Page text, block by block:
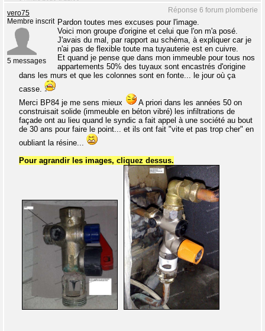
Réponse 6 forum plomberie
vero75
Membre inscrit
5 messages
Pardon toutes mes excuses pour l'image.
Voici mon groupe d'origine et celui que l'on m'a posé.
J'avais du mal, par rapport au schéma, à expliquer car je
n'ai pas de flexible toute ma tuyauterie est en cuivre.
Et quand je pense que dans mon immeuble pour tous nos
appartements 50% des tuyaux sont encastrés d'origine
dans les murs et que les colonnes sont en fonte... le jour où ça
casse.
Merci BP84 je me sens mieux
A priori dans les années 50 on
construisait solide (immeuble en béton vibré) les infiltrations de
façade ont au lieu quand le syndic a fait appel à une société au bout
de 30 ans pour faire le point... et ils ont fait "vite et pas trop cher" en
oubliant la résine...
Pour agrandir les images, cliquez dessus.